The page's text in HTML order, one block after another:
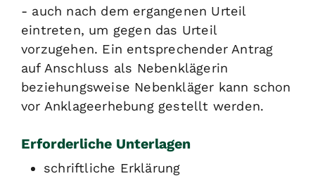
- auch nach dem ergangenen Urteil
eintreten, um gegen das Urteil
vorzugehen. Ein entsprechender Antrag
auf Anschluss als Nebenklägerin
beziehungsweise Nebenkläger kann schon
vor Anklageerhebung gestellt werden.
Erforderliche Unterlagen
schriftliche Erklärung